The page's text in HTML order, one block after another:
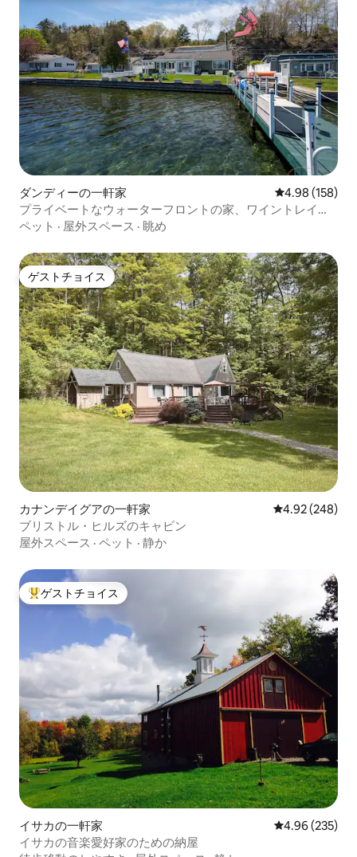
ダンディーの一軒家 レビュー158
4.98 (158)
プライベートなウォーターフロントの家、ワイントレイ
ル、露天風呂・ジャグジー、ドック
ペット · 屋外スペース · 眺め
ゲストチョイス
ゲストチョイス
カナンデイグアの一軒家 レビュー248
4.92 (248)
ブリストル・ヒルズのキャビン
屋外スペース · ペット · 静か
大好評のゲストチョイスです。
ゲストチョイス
イサカの一軒家 レビュー235
4.96 (235)
イサカの音楽愛好家のための納屋